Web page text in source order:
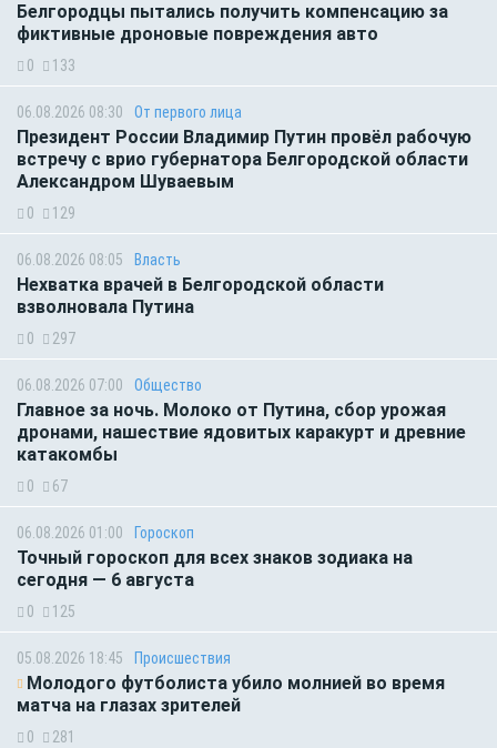
Белгородцы пытались получить компенсацию за
фиктивные дроновые повреждения авто
0 133
06.08.2026 08:30 От первого лица
Президент России Владимир Путин провёл рабочую
встречу с врио губернатора Белгородской области
Александром Шуваевым
0 129
06.08.2026 08:05 Власть
Нехватка врачей в Белгородской области
взволновала Путина
0 297
06.08.2026 07:00 Общество
Главное за ночь. Молоко от Путина, сбор урожая
дронами, нашествие ядовитых каракурт и древние
катакомбы
0 67
06.08.2026 01:00 Гороскоп
Точный гороскоп для всех знаков зодиака на
сегодня — 6 августа
0 125
05.08.2026 18:45 Происшествия
Молодого футболиста убило молнией во время
матча на глазах зрителей
0 281